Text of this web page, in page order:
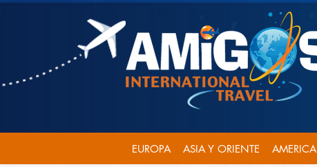
EUROPA ASIA Y ORIENTE AMERICA